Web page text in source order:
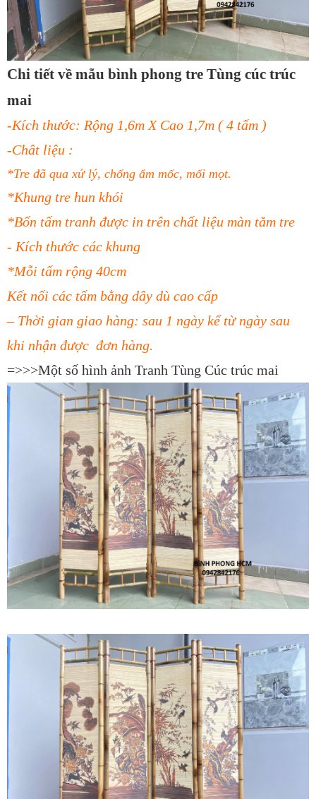
Chi tiết về mẫu bình phong tre Tùng cúc trúc
mai
-Kích thước: Rộng 1,6m X Cao 1,7m ( 4 tấm )
-Chât liệu :
*Tre đã qua xử lý, chống ẩm mốc, mối mọt.
*Khung tre hun khói
*Bốn tấm tranh được in trên chất liệu màn tăm tre
- Kích thước các khung
*Mỗi tấm rộng 40cm
Kết nối các tấm bằng dây dù cao cấp
– Thời gian giao hàng: sau 1 ngày kể từ ngày sau
khi nhận được đơn hàng.
=>>>Một số hình ảnh Tranh Tùng Cúc trúc mai